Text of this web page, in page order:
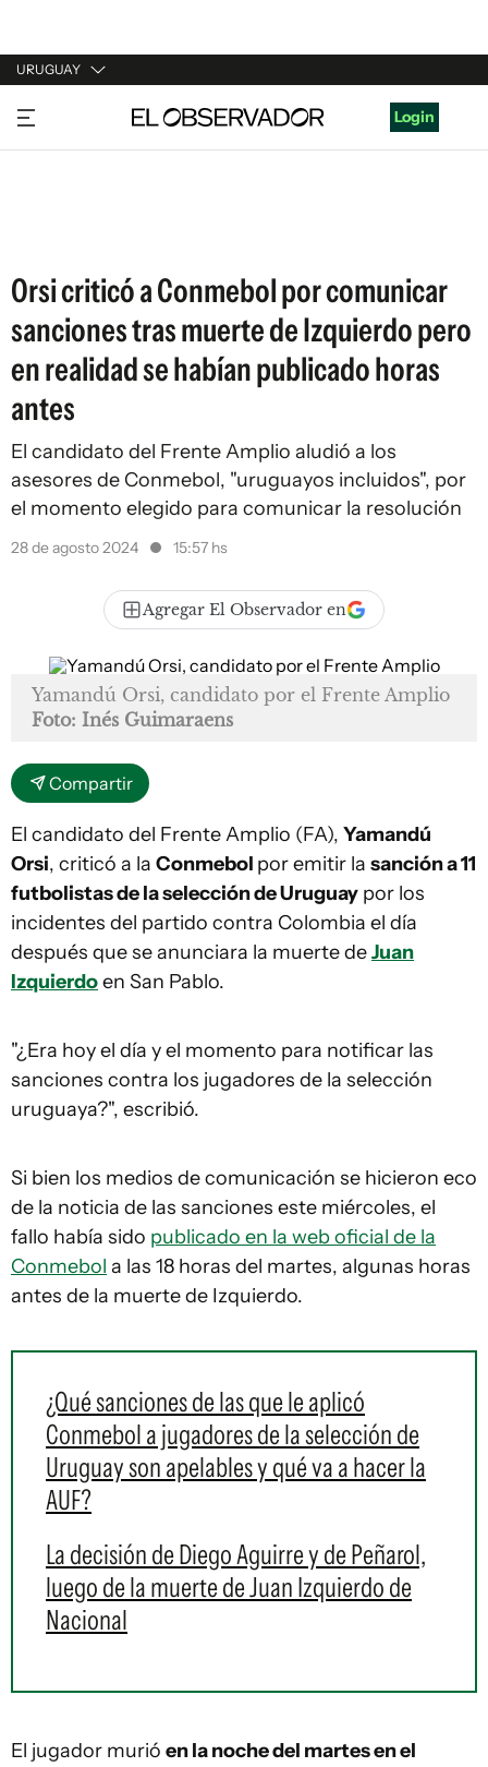
URUGUAY
URUGUAY
ARGENTINA
Login
Orsi criticó a Conmebol por comunicar
sanciones tras muerte de Izquierdo pero
en realidad se habían publicado horas
antes
El candidato del Frente Amplio aludió a los
asesores de Conmebol, "uruguayos incluidos", por
el momento elegido para comunicar la resolución
28 de agosto 2024 15:57 hs
Agregar El Observador en
Yamandú Orsi, candidato por el Frente Amplio
Foto: Inés Guimaraens
Compartir
El candidato del Frente Amplio (FA), Yamandú
Orsi, criticó a la Conmebol por emitir la sanción a 11
futbolistas de la selección de Uruguay por los
incidentes del partido contra Colombia el día
después que se anunciara la muerte deJuan
Izquierdoen San Pablo.
"¿Era hoy el día y el momento para notificar las
sanciones contra los jugadores de la selección
uruguaya?", escribió.
Si bien los medios de comunicación se hicieron eco
de la noticia de las sanciones este miércoles, el
fallo había sido publicado en la web oficial de la
Conmebol a las 18 horas del martes, algunas horas
antes de la muerte de Izquierdo.
¿Qué sanciones de las que le aplicó
Conmebol a jugadores de la selección de
Uruguay son apelables y qué va a hacer la
AUF?
La decisión de Diego Aguirre y de Peñarol,
luego de la muerte de Juan Izquierdo de
Nacional
El jugador murió en la noche del martes en el